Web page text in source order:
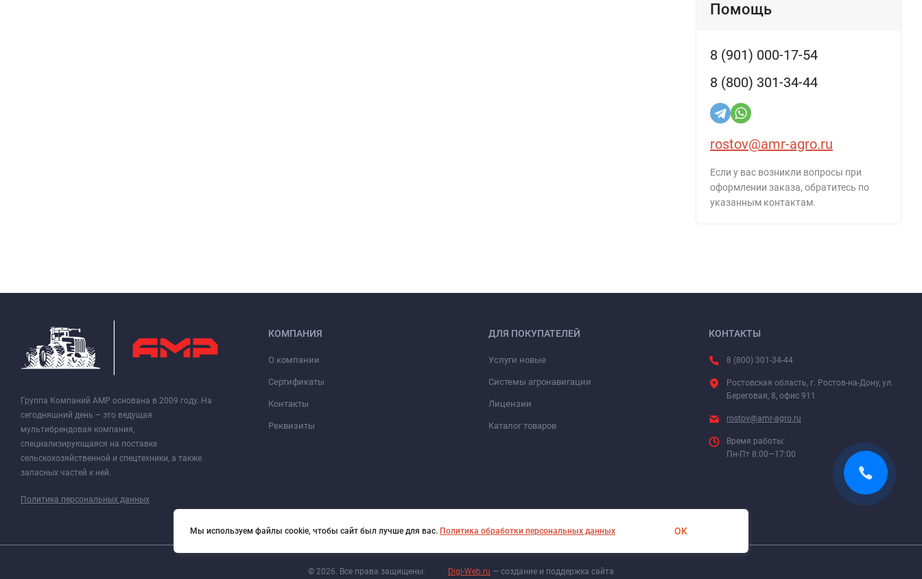
Помощь
8 (901) 000-17-54
8 (800) 301-34-44
rostov@amr-agro.ru
Если у вас возникли вопросы при
оформлении заказа, обратитесь по
указанным контактам.
Группа Компаний АМР основана в 2009 году. На
сегодняшний день – это ведущая
мультибрендовая компания,
специализирующаяся на поставке
сельскохозяйственной и спецтехники, а также
запасных частей к ней.
Политика персональных данных
КОМПАНИЯ
О компании
Сертификаты
Контакты
Реквизиты
ДЛЯ ПОКУПАТЕЛЕЙ
Услуги новые
Системы агронавигации
Лицензии
Каталог товаров
КОНТАКТЫ
8 (800) 301-34-44
Ростовская область, г. Ростов-на-Дону, ул.
Береговая, 8, офис 911
rostov@amr-agro.ru
Время работы:
Пн-Пт 8:00—17:00
© 2026. Все права защищены. Digi-Web.ru — создание и поддержка сайта
Мы используем файлы cookie, чтобы сайт был лучше для вас. Политика обработки персональных данных OK